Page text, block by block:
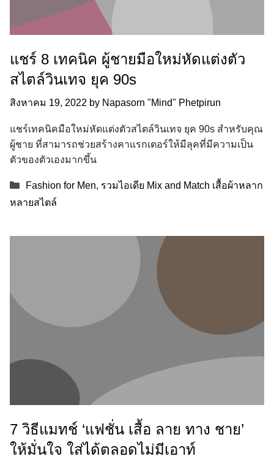
แชร์ 8 เทคนิค ผู้ชายมือใหม่หัดแต่งตัว
สไตล์วินเทจ ยุค 90s
สิงหาคม 19, 2022 by Napasorn "Mind" Phetpirun
แชร์เทคนิคมือใหม่หัดแต่งตัวสไตล์วินเทจ ยุค 90s สำหรับคุณ
ผู้ชาย ที่สามารถช่วยสร้างคาแรกเตอร์ให้มีลุคที่มีความเป็น
ตัวของตัวเองมากขึ้น
Categories
Fashion for Men, รวมไอเดีย Mix and Match เสื้อผ้าหลาก
หลายสไตล์
7 วิธีแมทช์ ‘แฟชั่น เสื้อ ลาย ทาง ชาย’
ให้มั่นใจ ใส่ได้ตลอดไม่มีเอาท์